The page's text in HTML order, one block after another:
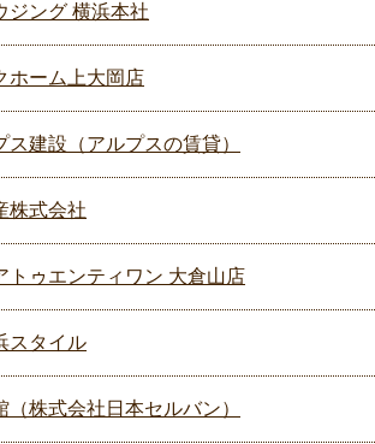
ジング 横浜本社
ホーム上大岡店
建設（アルプスの賃貸）
株式会社
トゥエンティワン 大倉山店
スタイル
株式会社日本セルバン）